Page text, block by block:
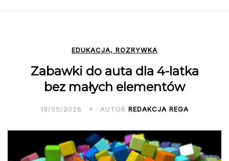
EDUKACJA, ROZRYWKA
Zabawki do auta dla 4-latka
bez małych elementów
19/05/2026 AUTOR REDAKCJA REGA